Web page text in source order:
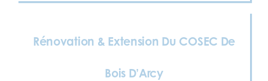
Rénovation & Extension Du COSEC De
Bois D’Arcy